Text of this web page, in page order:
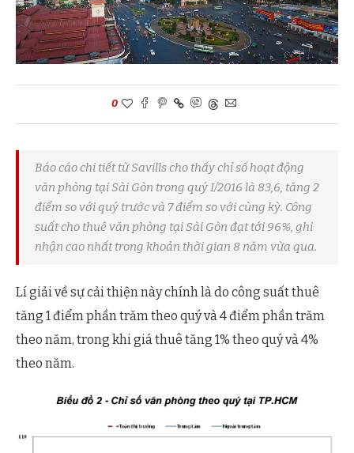
0
Báo cáo chi tiết từ Savills cho thấy chỉ số hoạt động
văn phòng tại Sài Gòn trong quý I/2016 là 83,6, tăng 2
điểm so với quý trước và 7 điểm so với cùng kỳ. Công
suất cho thuê văn phòng tại Sài Gòn đạt tới 96%, ghi
nhận cao nhất trong khoản thời gian 8 năm vừa qua.
Lí giải về sự cải thiện này chính là do công suất thuê
tăng 1 điểm phần trăm theo quý và 4 điểm phần trăm
theo năm, trong khi giá thuê tăng 1% theo quý và 4%
theo năm.